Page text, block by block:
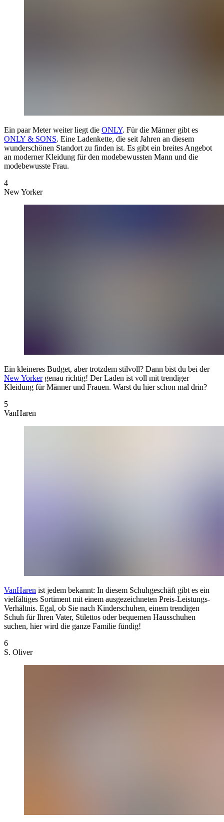
Ein paar Meter weiter liegt die ONLY. Für die Männer gibt es
ONLY & SONS. Eine Ladenkette, die seit Jahren an diesem
wunderschönen Standort zu finden ist. Es gibt ein breites Angebot
an moderner Kleidung für den modebewussten Mann und die
modebewusste Frau.
4
New Yorker
Ein kleineres Budget, aber trotzdem stilvoll? Dann bist du bei der
New Yorkergenau richtig! Der Laden ist voll mit trendiger
Kleidung für Männer und Frauen. Warst du hier schon mal drin?
5
VanHaren
VanHaren ist jedem bekannt: In diesem Schuhgeschäft gibt es ein
vielfältiges Sortiment mit einem ausgezeichneten Preis-Leistungs-
Verhältnis. Egal, ob Sie nach Kinderschuhen, einem trendigen
Schuh für Ihren Vater, Stilettos oder bequemen Hausschuhen
suchen, hier wird die ganze Familie fündig!
6
S. Oliver